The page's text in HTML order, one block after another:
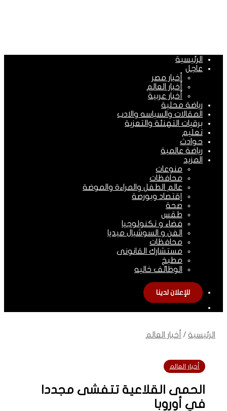
الرئيسية
عاجل
أخبار مصر
أخبار العالم
أخبار عربية
رياضة محلية
المقالات والسياسه والادب
برقيات التهنئة والتعزية
تعليم
حوادث
رياضة عالمية
المزيد
منوعات
محافظات
عالم الطفل والمراءة والموضة
إقتصاد وبورصة
صحة
طقس
فضاء و تكنولوجيا
الفن و السوشيال ميديا
محافظات
مستشارك القانونى
مطبخ
الوظائف خاليه
للإعلان لدينا
الرئيسية / أخبار العالم
أخبار العالم
الحمى القلاعية تتفشى مجددا
في أوروبا